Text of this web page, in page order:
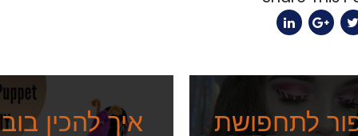
איך להכין
לתחפושת